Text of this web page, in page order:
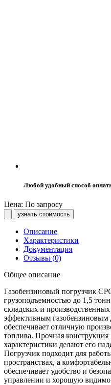
Любой удобный способ
Цена: По запросу
узнать стоимость
Описание
Характеристики
Документация
Отзывы (0)
Общее описание
Газобензиновый погрузчик
грузоподъемностью до 1,5
складских и
эффективным газобензиновым
обеспечивает отличную
топлива. Прочная
характеристики делают его
Погрузчик подходит для
пространствах, а
обеспечивает удобство и
управлении и хорошую